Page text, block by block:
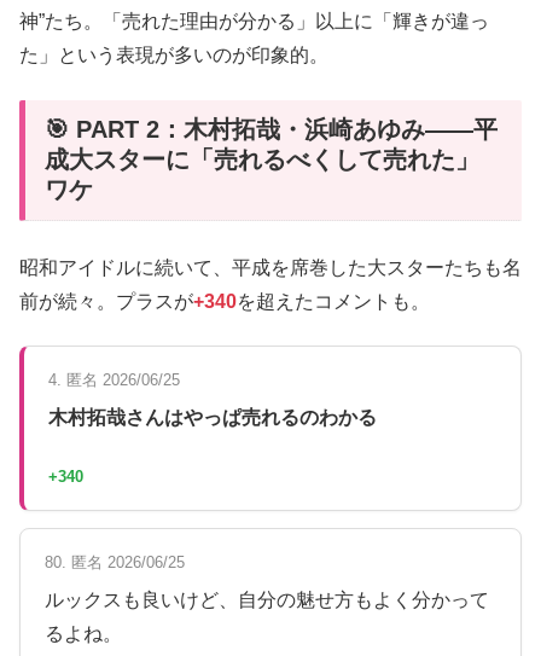
神”たち。「売れた理由が分かる」以上に「輝きが違っ
た」という表現が多いのが印象的。
🎯 PART 2：木村拓哉・浜崎あゆみ——平
成大スターに「売れるべくして売れた」
ワケ
昭和アイドルに続いて、平成を席巻した大スターたちも名
前が続々。プラスが+340を超えたコメントも。
4. 匿名 2026/06/25
木村拓哉さんはやっぱ売れるのわかる
+340
80. 匿名 2026/06/25
ルックスも良いけど、自分の魅せ方もよく分かって
るよね。